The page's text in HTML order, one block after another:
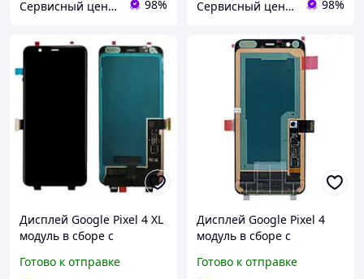
Сервисный центр Экран 98% Сервисный центр Экран 98%
Дисплей Google Pixel 4 XL
модуль в сборе с
Готово к отправке
Дисплей Google Pixel 4
модуль в сборе с
Готово к отправке